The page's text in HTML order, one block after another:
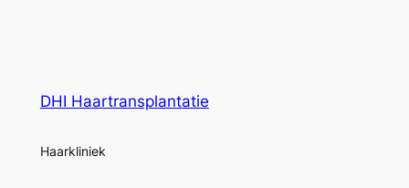
DHI Haartransplantatie
Haarkliniek